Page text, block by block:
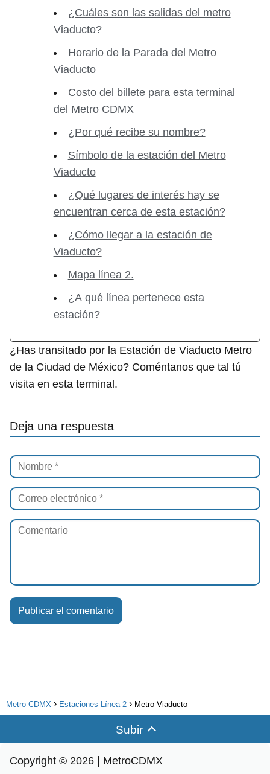
¿Cuáles son las salidas del metro
Viaducto?
Horario de la Parada del Metro
Viaducto
Costo del billete para esta terminal
del Metro CDMX
¿Por qué recibe su nombre?
Símbolo de la estación del Metro
Viaducto
¿Qué lugares de interés hay se
encuentran cerca de esta estación?
¿Cómo llegar a la estación de
Viaducto?
Mapa línea 2.
¿A qué línea pertenece esta
estación?
¿Has transitado por la Estación de Viaducto Metro
de la Ciudad de México? Coméntanos que tal tú
visita en esta terminal.
Deja una respuesta
Metro CDMX Estaciones Línea 2 Metro Viaducto
Subir
Copyright © 2026 | MetroCDMX